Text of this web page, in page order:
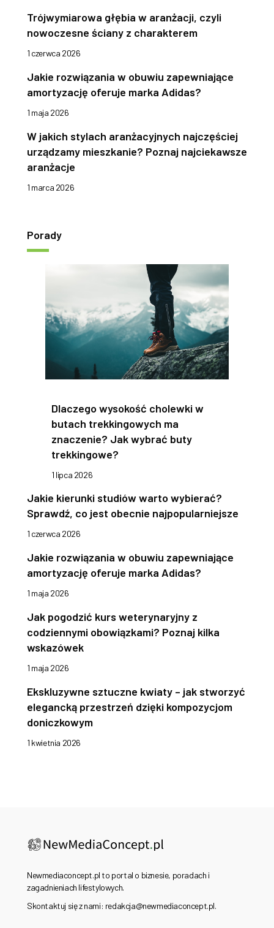
Trójwymiarowa głębia w aranżacji, czyli
nowoczesne ściany z charakterem
1 czerwca 2026
Jakie rozwiązania w obuwiu zapewniające
amortyzację oferuje marka Adidas?
1 maja 2026
W jakich stylach aranżacyjnych najczęściej
urządzamy mieszkanie? Poznaj najciekawsze
aranżacje
1 marca 2026
Porady
Dlaczego wysokość cholewki w
butach trekkingowych ma
znaczenie? Jak wybrać buty
trekkingowe?
1 lipca 2026
Jakie kierunki studiów warto wybierać?
Sprawdź, co jest obecnie najpopularniejsze
1 czerwca 2026
Jakie rozwiązania w obuwiu zapewniające
amortyzację oferuje marka Adidas?
1 maja 2026
Jak pogodzić kurs weterynaryjny z
codziennymi obowiązkami? Poznaj kilka
wskazówek
1 maja 2026
Ekskluzywne sztuczne kwiaty – jak stworzyć
elegancką przestrzeń dzięki kompozycjom
doniczkowym
1 kwietnia 2026
Newmediaconcept.pl to portal o biznesie, poradach i
zagadnieniach lifestylowych.
Skontaktuj się z nami: redakcja@newmediaconcept.pl.